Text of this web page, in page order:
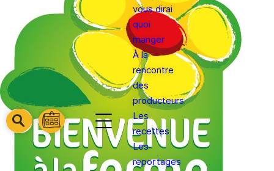
barre
1
barre
2
barre
3
vous dirai
quoi
manger
À la
rencontre
des
producteurs
Les
recettes
Les
reportages